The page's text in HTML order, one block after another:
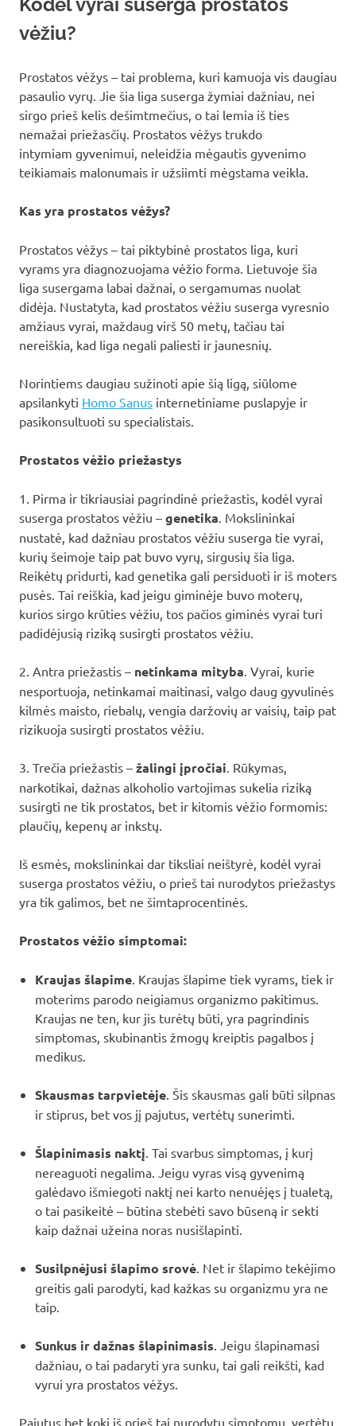
vėžiu?
Prostatos vėžys – tai problema, kuri kamuoja vis daugiau
pasaulio vyrų. Jie šia liga suserga žymiai dažniau, nei
sirgo prieš kelis dešimtmečius, o tai lemia iš ties
nemažai priežasčių. Prostatos vėžys trukdo
intymiam gyvenimui, neleidžia mėgautis gyvenimo
teikiamais malonumais ir užsiimti mėgstama veikla.
Kas yra prostatos vėžys?
Prostatos vėžys – tai piktybinė prostatos liga, kuri
vyrams yra diagnozuojama vėžio forma. Lietuvoje šia
liga susergama labai dažnai, o sergamumas nuolat
didėja. Nustatyta, kad prostatos vėžiu suserga vyresnio
amžiaus vyrai, maždaug virš 50 metų, tačiau tai
nereiškia, kad liga negali paliesti ir jaunesnių.
Norintiems daugiau sužinoti apie šią ligą, siūlome
apsilankyti Homo Sanus internetiniame puslapyje ir
pasikonsultuoti su specialistais.
Prostatos vėžio priežastys
1. Pirma ir tikriausiai pagrindinė priežastis, kodėl vyrai
suserga prostatos vėžiu – genetika . Mokslininkai
nustatė, kad dažniau prostatos vėžiu suserga tie vyrai,
kurių šeimoje taip pat buvo vyrų, sirgusių šia liga.
Reikėtų pridurti, kad genetika gali persiduoti ir iš moters
pusės. Tai reiškia, kad jeigu giminėje buvo moterų,
kurios sirgo krūties vėžiu, tos pačios giminės vyrai turi
padidėjusią riziką susirgti prostatos vėžiu.
2. Antra priežastis – netinkama mityba . Vyrai, kurie
nesportuoja, netinkamai maitinasi, valgo daug gyvulinės
kilmės maisto, riebalų, vengia daržovių ar vaisių, taip pat
rizikuoja susirgti prostatos vėžiu.
3. Trečia priežastis – žalingi įpročiai . Rūkymas,
narkotikai, dažnas alkoholio vartojimas sukelia riziką
susirgti ne tik prostatos, bet ir kitomis vėžio formomis:
plaučių, kepenų ar inkstų.
Iš esmės, mokslininkai dar tiksliai neištyrė, kodėl vyrai
suserga prostatos vėžiu, o prieš tai nurodytos priežastys
yra tik galimos, bet ne šimtaprocentinės.
Prostatos vėžio simptomai:
Kraujas šlapime . Kraujas šlapime tiek vyrams, tiek ir
moterims parodo neigiamus organizmo pakitimus.
Kraujas ne ten, kur jis turėtų būti, yra pagrindinis
simptomas, skubinantis žmogų kreiptis pagalbos į
medikus.
Skausmas tarpvietėje . Šis skausmas gali būti silpnas
ir stiprus, bet vos jį pajutus, vertėtų sunerimti.
Šlapinimasis naktį . Tai svarbus simptomas, į kurį
nereaguoti negalima. Jeigu vyras visą gyvenimą
galėdavo išmiegoti naktį nei karto nenuėjęs į tualetą,
o tai pasikeitė – būtina stebėti savo būseną ir sekti
kaip dažnai užeina noras nusišlapinti.
Susilpnėjusi šlapimo srovė . Net ir šlapimo tekėjimo
greitis gali parodyti, kad kažkas su organizmu yra ne
taip.
Sunkus ir dažnas šlapinimasis . Jeigu šlapinamasi
dažniau, o tai padaryti yra sunku, tai gali reikšti, kad
vyrui yra prostatos vėžys.
Pajutus bet kokį iš prieš tai nurodytų simptomų, vertėtų